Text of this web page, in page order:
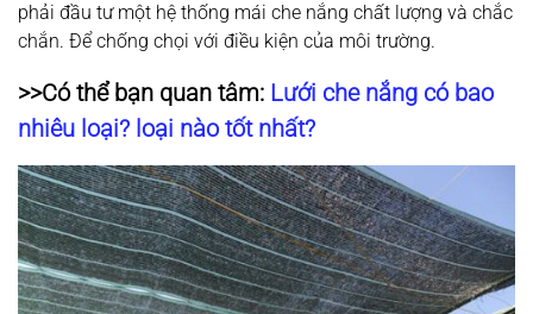
phải đầu tư một hệ thống mái che nắng chất lượng và chắc
chắn. Để chống chọi với điều kiện của môi trường.
>>Có thể bạn quan tâm: Lưới che nắng có bao
nhiêu loại? loại nào tốt nhất?